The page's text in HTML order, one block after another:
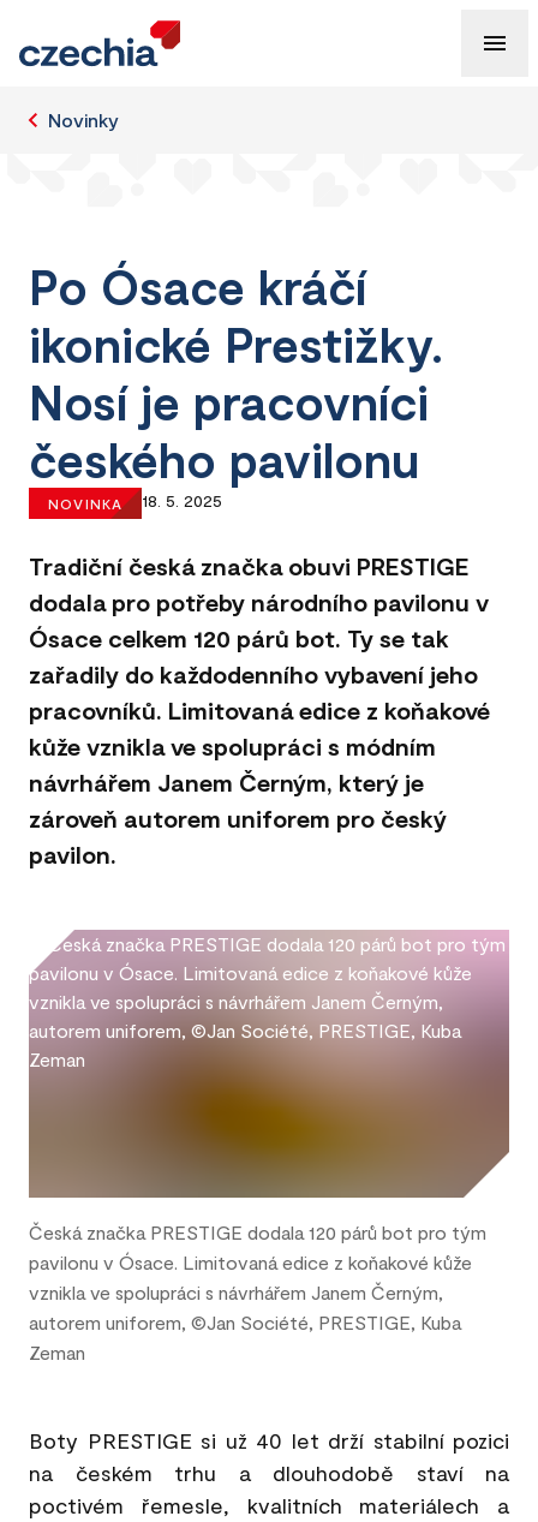
Novinky
Po Ósace kráčí
ikonické Prestižky.
Nosí je pracovníci
českého pavilonu
NOVINKA 18. 5. 2025
Tradiční česká značka obuvi PRESTIGE
dodala pro potřeby národního pavilonu v
Ósace celkem 120 párů bot. Ty se tak
zařadily do každodenního vybavení jeho
pracovníků. Limitovaná edice z koňakové
kůže vznikla ve spolupráci s módním
návrhářem Janem Černým, který je
zároveň autorem uniforem pro český
pavilon.
Česká značka PRESTIGE dodala 120 párů bot pro tým
pavilonu v Ósace. Limitovaná edice z koňakové kůže
vznikla ve spolupráci s návrhářem Janem Černým,
autorem uniforem, ©Jan Société, PRESTIGE, Kuba
Zeman
Boty PRESTIGE si už 40 let drží stabilní pozici
na českém trhu a dlouhodobě staví na
poctivém řemesle, kvalitních materiálech a